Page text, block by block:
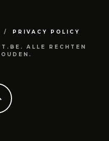
PRIVACY POLICY
ALLE RECHTEN